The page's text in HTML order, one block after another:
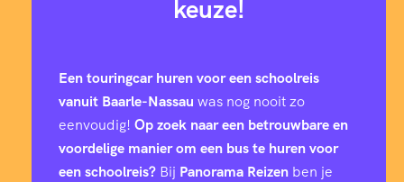
keuze!
Een touringcar huren voor een schoolreis
vanuit Baarle-Nassau was nog nooit zo
eenvoudig! Op zoek naar een betrouwbare en
voordelige manier om een bus te huren voor
een schoolreis? Bij Panorama Reizen ben je